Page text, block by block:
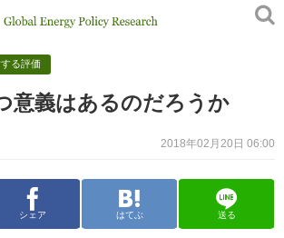
る評価
意義はあるのだろうか
2018年02月20日 06:00
シェア はてぶ 送る